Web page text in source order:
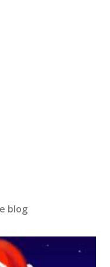
blog